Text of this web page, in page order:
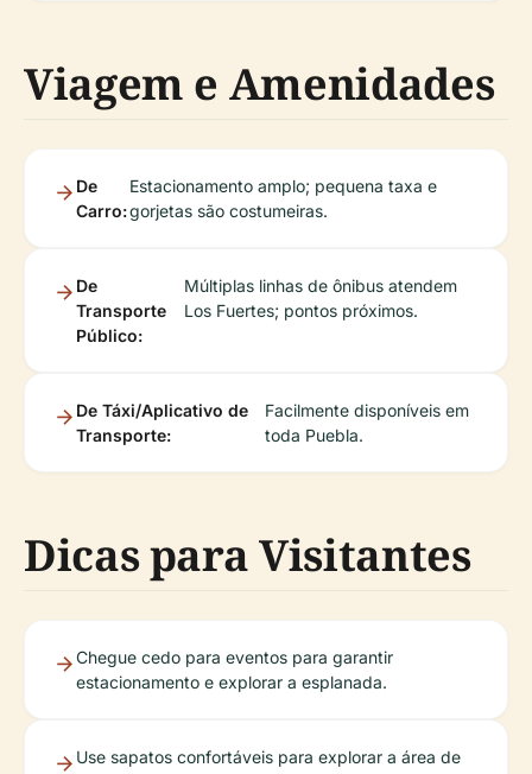
Viagem e Amenidades
De
Carro:
Estacionamento amplo; pequena taxa e
gorjetas são costumeiras.
De
Transporte
Público:
Múltiplas linhas de ônibus atendem
Los Fuertes; pontos próximos.
De Táxi/Aplicativo de
Transporte:
Facilmente disponíveis em
toda Puebla.
Dicas para Visitantes
Chegue cedo para eventos para garantir
estacionamento e explorar a esplanada.
Use sapatos confortáveis para explorar a área de